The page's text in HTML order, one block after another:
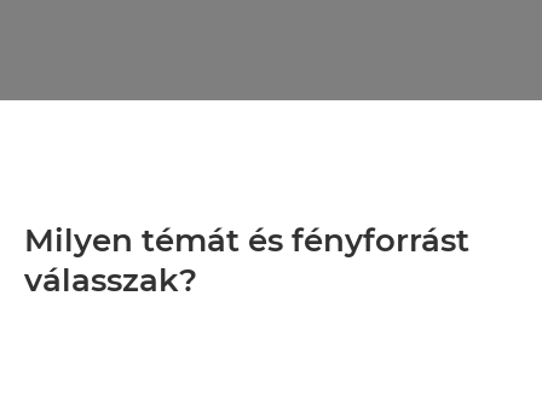
Milyen témát és fényforrást
válasszak?